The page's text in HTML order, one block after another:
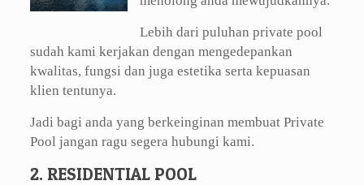
Lebih dari puluhan private pool
sudah kami kerjakan dengan mengedepankan
kwalitas, fungsi dan juga estetika serta kepuasan
klien tentunya.
Jadi bagi anda yang berkeinginan membuat Private
Pool jangan ragu segera hubungi kami.
2. RESIDENTIAL POOL